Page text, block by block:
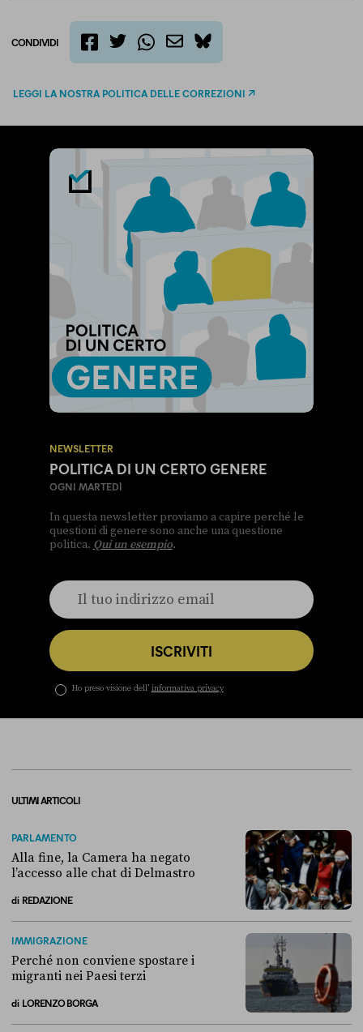
CONDIVIDI
bluesky
LEGGI LA NOSTRA POLITICA DELLE CORREZIONI
NEWSLETTER
POLITICA DI UN CERTO GENERE
OGNI MARTEDÌ
In questa newsletter proviamo a capire perché le
questioni di genere sono anche una questione
politica. Qui un esempio.
ISCRIVITI
Ho preso visione dell’ informativa privacy
ULTIMI ARTICOLI
PARLAMENTO
Alla fine, la Camera ha negato
l’accesso alle chat di Delmastro
di REDAZIONE
IMMIGRAZIONE
Perché non conviene spostare i
migranti nei Paesi terzi
di LORENZO BORGA